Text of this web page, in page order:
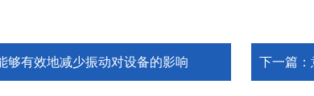
够有效地减少振动对设备的影响 下一篇：